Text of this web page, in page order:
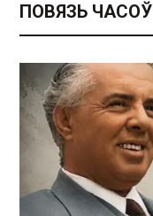
ПОВЯЗЬ ЧАСОЎ